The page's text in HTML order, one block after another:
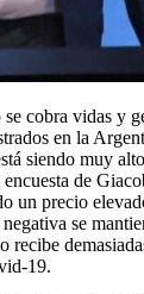
cobra vidas y
en la
siendo muy
de
un precio
se
recibe
19.